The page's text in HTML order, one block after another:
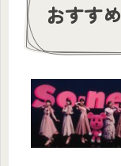
おすす